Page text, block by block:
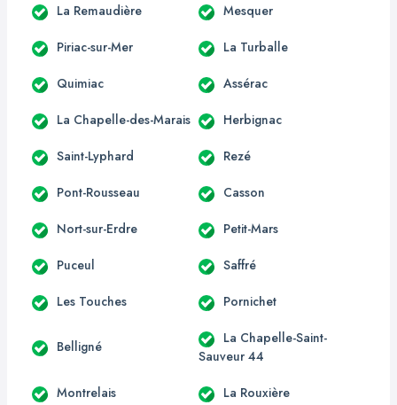
La Remaudière Mesquer
Piriac-sur-Mer La Turballe
Quimiac Assérac
La Chapelle-des-Marais Herbignac
Saint-Lyphard Rezé
Pont-Rousseau Casson
Nort-sur-Erdre Petit-Mars
Puceul Saffré
Les Touches Pornichet
Belligné
La Chapelle-Saint-
Sauveur 44
Montrelais La Rouxière